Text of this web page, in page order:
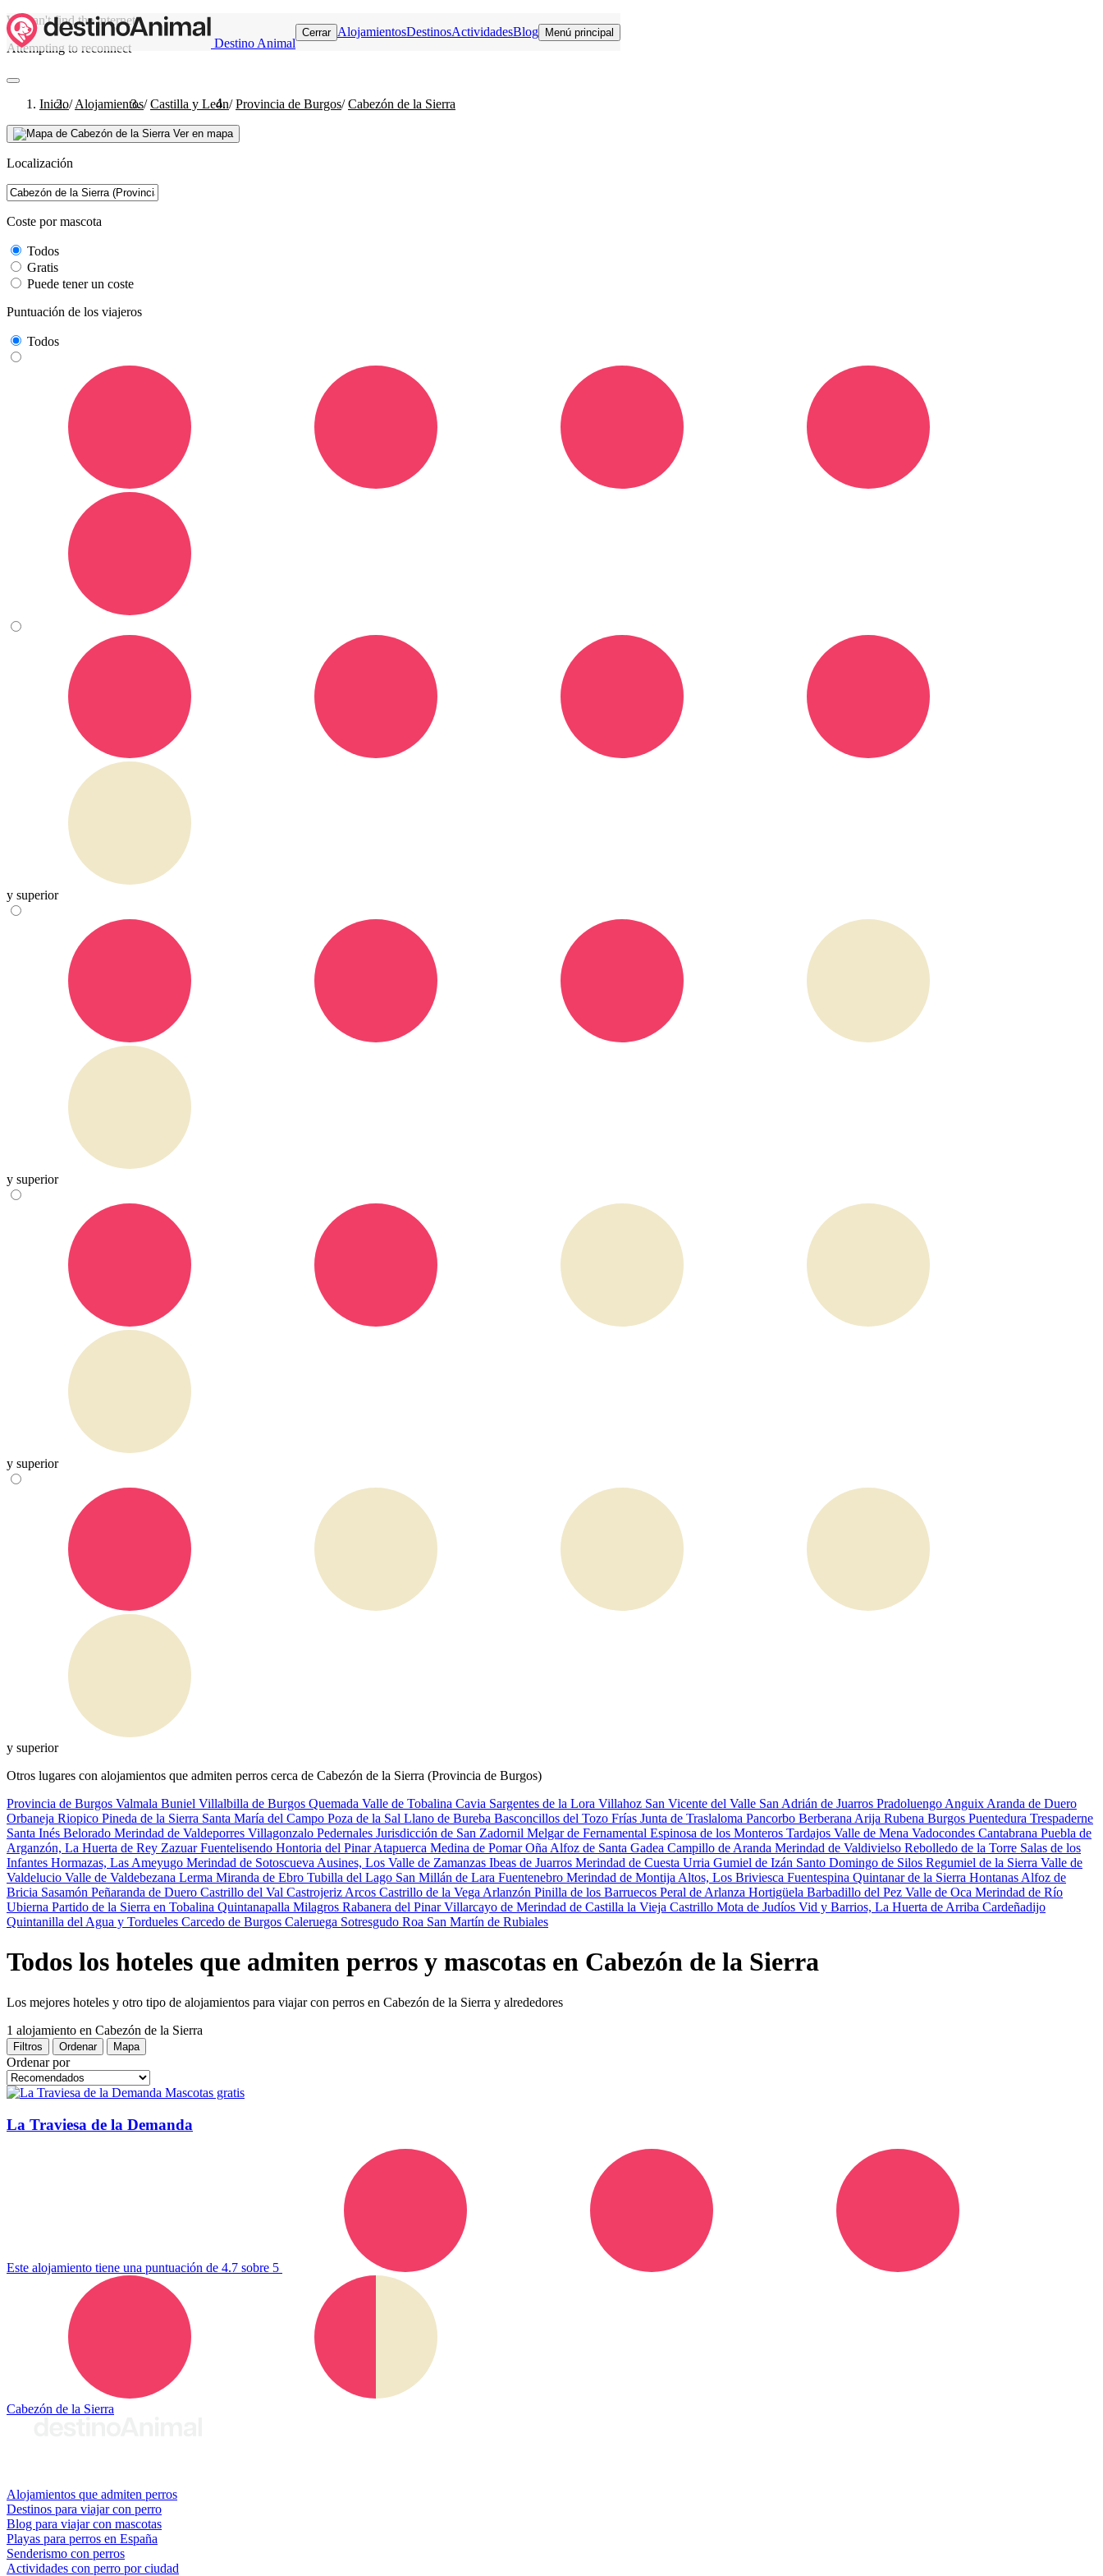
Destino Animal
Cerrar AlojamientosDestinosActividadesBlog Menú principal
We can't find the internet
Attempting to reconnect
Inicio/ Alojamientos/ Castilla y León/ Provincia de Burgos/ Cabezón de la Sierra
Ver en mapa
Localización
Coste por mascota
Todos
Gratis
Puede tener un coste
Puntuación de los viajeros
Todos
y superior
y superior
y superior
y superior
Otros lugares con alojamientos que admiten perros cerca de Cabezón de la Sierra (Provincia de Burgos)
Provincia de Burgos Valmala Buniel Villalbilla de Burgos Quemada Valle de Tobalina Cavia Sargentes de la Lora Villahoz San Vicente del Valle San Adrián de Juarros Pradoluengo Anguix Aranda de Duero
Orbaneja Riopico Pineda de la Sierra Santa María del Campo Poza de la Sal Llano de Bureba Basconcillos del Tozo Frías Junta de Traslaloma Pancorbo Berberana Arija Rubena Burgos Puentedura Trespaderne
Santa Inés Belorado Merindad de Valdeporres Villagonzalo Pedernales Jurisdicción de San Zadornil Melgar de Fernamental Espinosa de los Monteros Tardajos Valle de Mena Vadocondes Cantabrana Puebla de
Arganzón, La Huerta de Rey ZazuarFuentelisendo Hontoria del PinarAtapuerca Medina de PomarOña Alfoz de Santa Gadea Campillo de Aranda Merindad de Valdivielso Rebolledo de la Torre Salas de los
Infantes Hormazas, Las Ameyugo Merindad de Sotoscueva Ausines, Los Valle de Zamanzas Ibeas de Juarros Merindad de Cuesta Urria Gumiel de Izán Santo Domingo de Silos Regumiel de la Sierra Valle de
Valdelucio Valle de Valdebezana Lerma Miranda de Ebro Tubilla del Lago San Millán de Lara Fuentenebro Merindad de Montija Altos, Los Briviesca Fuentespina Quintanar de la Sierra Hontanas Alfoz de
Bricia Sasamón Peñaranda de Duero Castrillo del Val Castrojeriz Arcos Castrillo de la Vega Arlanzón Pinilla de los Barruecos Peral de Arlanza Hortigüela Barbadillo del Pez Valle de Oca Merindad de Río
Ubierna Partido de la Sierra en Tobalina Quintanapalla Milagros Rabanera del PinarVillarcayo de Merindad de Castilla la Vieja Castrillo Mota de Judíos Vid y Barrios, La Huerta de Arriba Cardeñadijo
Quintanilla del Agua y Tordueles Carcedo de Burgos Caleruega Sotresgudo Roa San Martín de Rubiales
Todos los hoteles que admiten perros y mascotas en Cabezón de la Sierra
Los mejores hoteles y otro tipo de alojamientos para viajar con perros en Cabezón de la Sierra y alrededores
1 alojamiento en Cabezón de la Sierra
Filtros Ordenar Mapa
Ordenar por
Mascotas gratis
La Traviesa de la Demanda
Este alojamiento tiene una puntuación de 4.7 sobre 5
Cabezón de la Sierra
Alojamientos que admiten perros
Destinos para viajar con perro
Blog para viajar con mascotas
Playas para perros en España
Senderismo con perros
Actividades con perro por ciudad